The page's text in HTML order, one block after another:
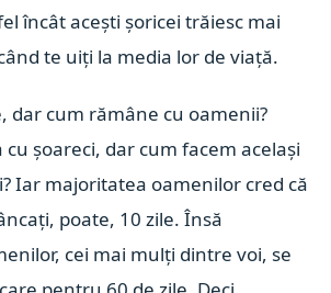
încât acești șoricei trăiesc mai
te uiți la media lor de viață.
dar cum rămâne cu oamenii?
cu șoareci, dar cum facem același
Iar majoritatea oamenilor cred că
poate, 10 zile. Însă
cei mai mulți dintre voi, se